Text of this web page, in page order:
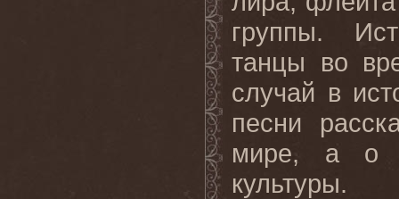
группы.
танцы во
случай в
песни
мире, а о
культуры.